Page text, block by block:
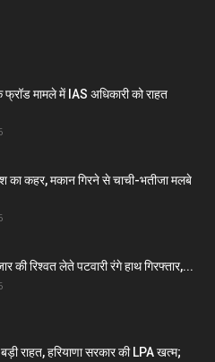
मामले में IAS अधिकारी को राहत
का कहर, मकान गिरने से चाची-भतीजा मलबे
की रिश्वत लेते पटवारी रंगे हाथ गिरफ्तार,...
राहत, हरियाणा सरकार की LPA खत्म;